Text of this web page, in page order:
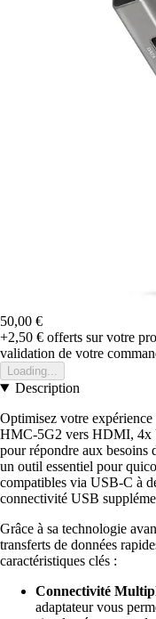
50,00 €
+2,50 € offerts sur votre
validation de votre
Loading...
Description
Optimisez votre
HMC-5G2 vers HDMI, 4x
pour répondre aux besoins
un outil essentiel pour
compatibles via USB-C à
connectivité USB
Grâce à sa technologie
transferts de données
caractéristiques clés :
Connectivité
adaptateur vous